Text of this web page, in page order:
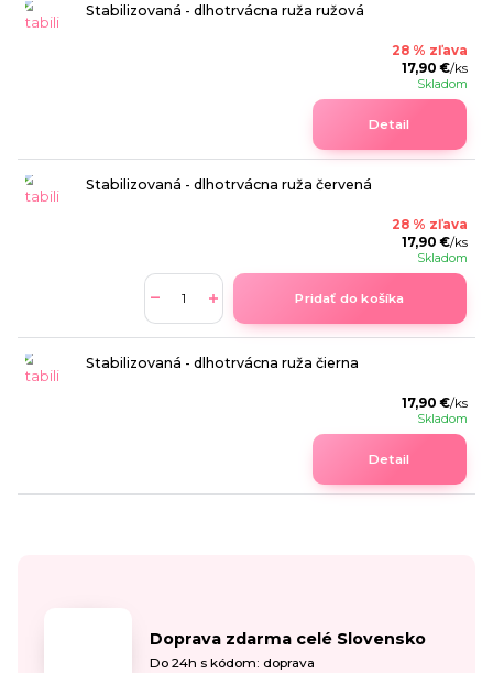
Stabilizovaná - dlhotrvácna ruža ružová
28 % zľava
17,90 €/ks
Skladom
Detail
Stabilizovaná - dlhotrvácna ruža červená
28 % zľava
17,90 €/ks
Skladom
Pridať do košíka
Stabilizovaná - dlhotrvácna ruža čierna
17,90 €/ks
Skladom
Detail
Doprava zdarma celé Slovensko
Do 24h s kódom: doprava